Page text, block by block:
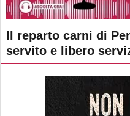
Il reparto carni di
servito e libero